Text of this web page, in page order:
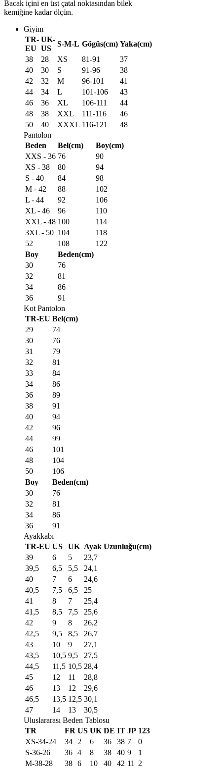
Bacak içini en üst çatal noktasından bilek
kemiğine kadar ölçün.
Giyim
TR-
EU
UK-
US
S-M-L Gögüs(cm) Yaka(cm)
38
28 XS 81-91
37
40
30 S 91-96
38
42
32 M 96-101
41
44
34 L 101-106
43
46
36 XL 106-111
44
48
38 XXL 111-116
46
50
40 XXXL 116-121
48
Pantolon
Beden
Bel(cm)
Boy(cm)
XXS - 36 76
90
XS - 38
80
94
S - 40
84
98
M - 42
88
102
L - 44
92
106
XL - 46
96
110
XXL - 48 100
114
3XL - 50 104
118
52
108
122
Boy
Beden(cm)
30
76
32
81
34
86
36
91
Kot Pantolon
TR-EU Bel(cm)
29
74
30
76
31
79
32
81
33
84
34
86
36
89
38
91
40
94
42
96
44
99
46
101
48
104
50
106
Boy
Beden(cm)
30
76
32
81
34
86
36
91
Ayakkabı
TR-EU US UK Ayak Uzunluğu(cm)
39
6 5
23,7
39,5
6,5 5,5
24,1
40
7 6
24,6
40,5
7,5 6,5
25
41
8 7
25,4
41,5
8,5 7,5
25,6
42
9 8
26,2
42,5
9,5 8,5
26,7
43
10 9
27,1
43,5
10,5 9,5
27,5
44,5
11,5 10,5 28,4
45
12 11
28,8
46
13 12
29,6
46,5
13,5 12,5 30,1
47
14 13
30,5
Uluslararası Beden Tablosu
TR
FR US UK DE IT JP 123
XS-34-24
34 2 6 36 38 7
0
S-36-26
36 4 8 38 40 9
1
M-38-28
38 6 10 40 42 11
2